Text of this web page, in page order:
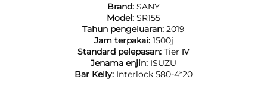
Brand: SANY
Model: SR155
Tahun pengeluaran: 2019
Jam terpakai: 1500j
Standard pelepasan: Tier Ⅳ
Jenama enjin: ISUZU
Bar Kelly: Interlock 580-4*20